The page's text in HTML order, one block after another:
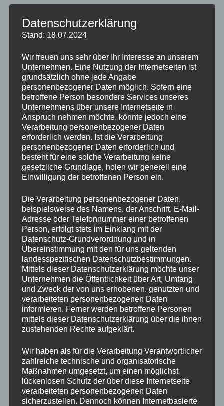
Verliebt sein ist eine Aufforderung zum
handeln
Du weißt ja – wir hatten ja schon letzte Woche über
Bauchgefühl gesprochen. Ich hatte dieses Kribbeln im
ganzen Körper und war voller Vorfreude und
Tatendrang, um endlich meinem Leben die Richtung zu
geben, die ich mir sehnlichst gewünscht hatte.
Und was soll ich Dir sagen: Dieses Gefühl des
‘Verliebtseins‘ habe ich noch heute, wenn ich über
diese Chance, diese Möglichkeit rede. Sie hat mein
Leben und das Leben vieler anderen Menschen zum
Positiven gewendet. Ich stehe morgens mit einem
wieder ins Bett. Ich habe sie wiedergefunden, meine
Lebensfreude und dafür bin ich sehr dankbar.
Wenn Du bis hierher gelesen hast und Du stehst
vielleicht auch an einem Punkt in Deinem Leben, wo Du
Dir sagst, dass sich gerne etwas verändern darf. So
kann es nicht weitergehen. Dann schreibe mir gerne
noch heute eine persönliche Nachricht im Messenger
oder rufe mich an.
Übrigens – kennst Du die „72-Stunden-Regel“? Alles,
was man nicht sofort innerhalb von 72 Stunden tut,
getan.
Liebe Grüße und Dir das schönste Wochenende dieser
Woche wünscht Dir
Datenschutzerklärung
Stand: 18.07.2024
Wir freuen uns sehr über Ihr Interesse an unserem
Unternehmen. Eine Nutzung der Internetseiten ist
grundsätzlich ohne jede Angabe
personenbezogener Daten möglich. Sofern eine
betroffene Person besondere Services unseres
Unternehmens über unsere Internetseite in
Anspruch nehmen möchte, könnte jedoch eine
Verarbeitung personenbezogener Daten
erforderlich werden. Ist die Verarbeitung
personenbezogener Daten erforderlich und
besteht für eine solche Verarbeitung keine
gesetzliche Grundlage, holen wir generell eine
Einwilligung der betroffenen Person ein.
Die Verarbeitung personenbezogener Daten,
beispielsweise des Namens, der Anschrift, E-Mail-
Adresse oder Telefonnummer einer betroffenen
Person, erfolgt stets im Einklang mit der
Datenschutz-Grundverordnung und in
Übereinstimmung mit den für uns geltenden
landesspezifischen Datenschutzbestimmungen.
Mittels dieser Datenschutzerklärung möchte unser
Unternehmen die Öffentlichkeit über Art, Umfang
und Zweck der von uns erhobenen, genutzten und
verarbeiteten personenbezogenen Daten
informieren. Ferner werden betroffene Personen
mittels dieser Datenschutzerklärung über die ihnen
zustehenden Rechte aufgeklärt.
Wir haben als für die Verarbeitung Verantwortlicher
zahlreiche technische und organisatorische
Maßnahmen umgesetzt, um einen möglichst
lückenlosen Schutz der über diese Internetseite
verarbeiteten personenbezogenen Daten
sicherzustellen. Dennoch können Internetbasierte